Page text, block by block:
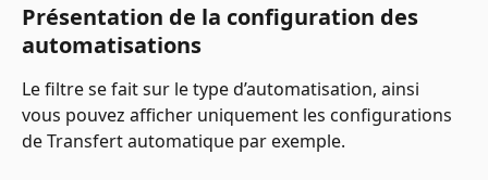
Présentation de la configuration des
automatisations
Le filtre se fait sur le type d’automatisation, ainsi
vous pouvez afficher uniquement les configurations
de Transfert automatique par exemple.